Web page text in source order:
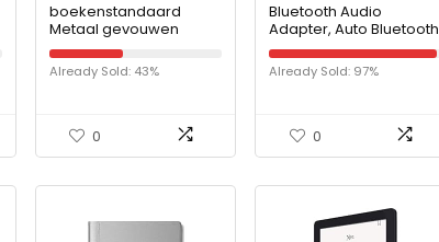
boekenstandaard
Metaal gevouwen
verstelbare leesboek
houder plank
draagbare accessoires
Already Sold: 43%
0
Bluetooth Audio
Adapter, Auto Bluetooth
Radio Module Aux Kabel
Adapter Vervanging
voor RCD510 300+ 310
Already Sold: 97%
0